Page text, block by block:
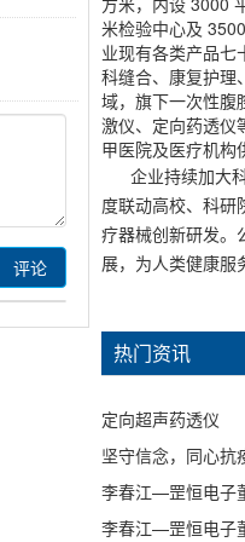
米检验中心及
业现有各类产品七
科缝合、康复护理
域，旗下一次性腹
激仪、定向药透仪
甲医院及医疗机构
企业持续加大
度联动高校、科研
疗器械创新研发。
展，为人类健康服
热门资讯
定向超声药透仪
坚守信念，同心抗
李春江—罡恒电子
李春江—罡恒电子